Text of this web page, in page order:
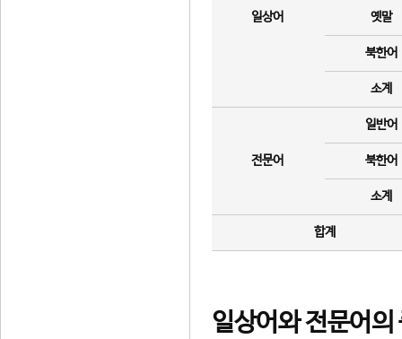
일상어 옛말
북한어
소계
전문어
일반어
북한어
소계
합계
일상어와 전문어의